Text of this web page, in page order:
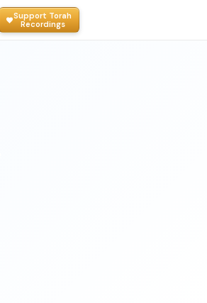
Support Torah
Recordings